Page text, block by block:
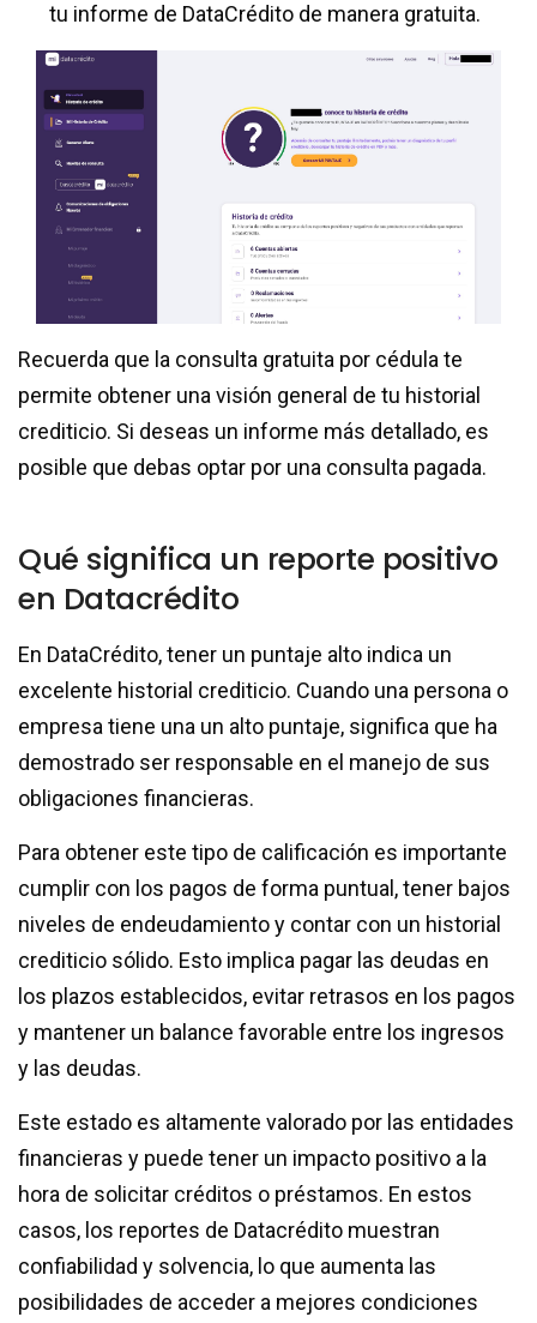
tu informe de DataCrédito de manera gratuita.
Recuerda que la consulta gratuita por cédula te
permite obtener una visión general de tu historial
crediticio. Si deseas un informe más detallado, es
posible que debas optar por una consulta pagada.
Qué significa un reporte positivo
en Datacrédito
En DataCrédito, tener un puntaje alto indica un
excelente historial crediticio. Cuando una persona o
empresa tiene una un alto puntaje, significa que ha
demostrado ser responsable en el manejo de sus
obligaciones financieras.
Para obtener este tipo de calificación es importante
cumplir con los pagos de forma puntual, tener bajos
niveles de endeudamiento y contar con un historial
crediticio sólido. Esto implica pagar las deudas en
los plazos establecidos, evitar retrasos en los pagos
y mantener un balance favorable entre los ingresos
y las deudas.
Este estado es altamente valorado por las entidades
financieras y puede tener un impacto positivo a la
hora de solicitar créditos o préstamos. En estos
casos, los reportes de Datacrédito muestran
confiabilidad y solvencia, lo que aumenta las
posibilidades de acceder a mejores condiciones